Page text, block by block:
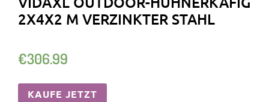
2X4X2 M VERZINKTER STAHL
€306.99
KAUFE JETZT